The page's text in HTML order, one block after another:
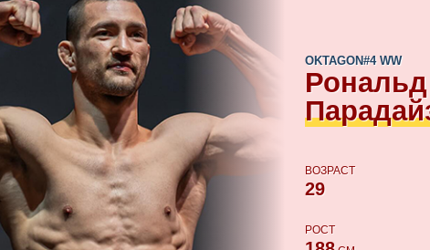
Рональд
OKTAGON#4 WW
ВОЗРАСТ
29
РОСТ